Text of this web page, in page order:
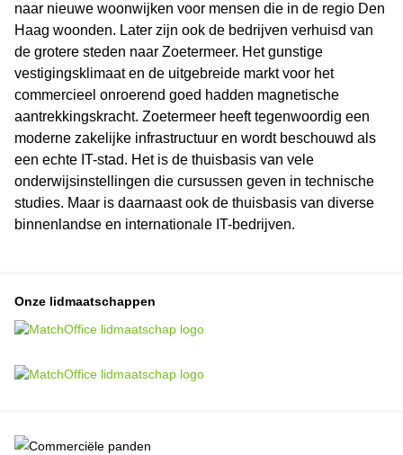
naar nieuwe woonwijken voor mensen die in de regio Den
Haag woonden. Later zijn ook de bedrijven verhuisd van
de grotere steden naar Zoetermeer. Het gunstige
vestigingsklimaat en de uitgebreide markt voor het
commercieel onroerend goed hadden magnetische
aantrekkingskracht. Zoetermeer heeft tegenwoordig een
moderne zakelijke infrastructuur en wordt beschouwd als
een echte IT-stad. Het is de thuisbasis van vele
onderwijsinstellingen die cursussen geven in technische
studies. Maar is daarnaast ook de thuisbasis van diverse
binnenlandse en internationale IT-bedrijven.
Onze lidmaatschappen